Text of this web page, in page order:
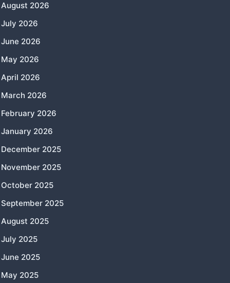
August 2026
July 2026
June 2026
May 2026
April 2026
March 2026
February 2026
January 2026
December 2025
November 2025
October 2025
September 2025
August 2025
July 2025
June 2025
May 2025